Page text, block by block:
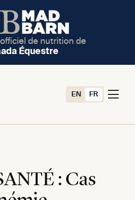
de nutrition de
Équestre
EN FR
: Cas